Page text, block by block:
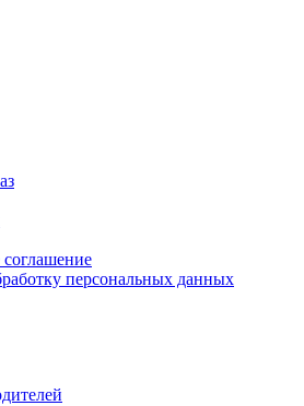
соглашение
персональных данных